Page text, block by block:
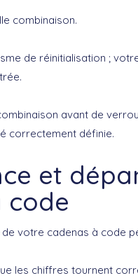
combinaison.
de réinitialisation ;
avant de
correctement définie.
et
code
de votre cadenas à code
les chiffres tournent